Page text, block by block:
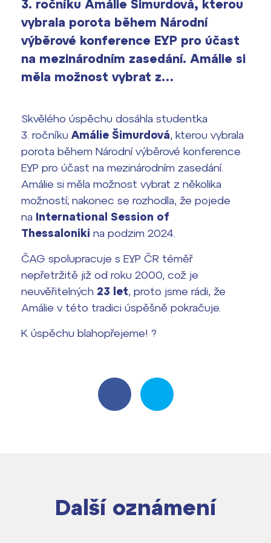
Výsledky 1. kola přijímacího řízení
2026/2027
FOCUSing
Zahraniční stipendia
ČAG studentský
Maturitní témata
Harmonogram školního roku
Termíny maturit
vyhledávání
Bakaláři
Office 365
3. ročníku Amálie Šimurdová, kterou
vybrala porota během Národní
výběrové konference EYP pro účast
na mezinárodním zasedání. Amálie si
měla možnost vybrat z…
Skvělého úspěchu dosáhla studentka
3. ročníku Amálie Šimurdová, kterou vybrala
porota během Národní výběrové konference
EYP pro účast na mezinárodním zasedání.
Amálie si měla možnost vybrat z několika
možností; nakonec se rozhodla, že pojede
na International Session of
Thessaloniki na podzim 2024.
ČAG spolupracuje s EYP ČR téměř
nepřetržitě již od roku 2000, což je
neuvěřitelných 23 let, proto jsme rádi, že
Amálie v této tradici úspěšně pokračuje.
K úspěchu blahopřejeme! ?
Další oznámení